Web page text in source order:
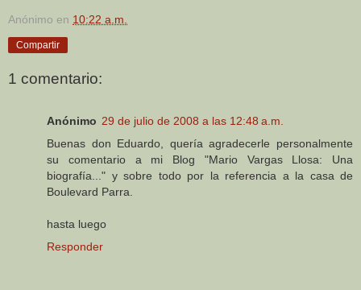
Anónimo en 10:22 a.m.
Compartir
1 comentario:
Anónimo 29 de julio de 2008 a las 12:48 a.m.
Buenas don Eduardo, quería agradecerle personalmente
su comentario a mi Blog "Mario Vargas Llosa: Una
biografía..." y sobre todo por la referencia a la casa de
Boulevard Parra.
hasta luego
Responder